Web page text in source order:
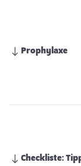
Prophylaxe
Checkliste: